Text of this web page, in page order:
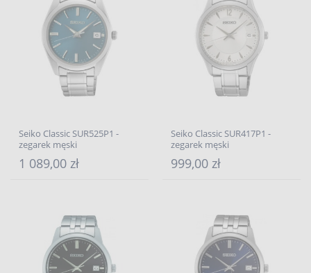
Seiko Classic SUR525P1 -
zegarek męski
1 089,00 zł
Seiko Classic SUR417P1 -
zegarek męski
999,00 zł